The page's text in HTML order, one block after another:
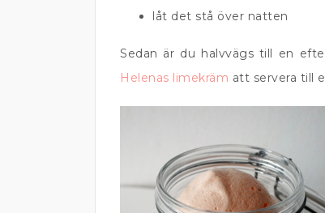
låt det stå över natten
Sedan är du halvvägs till en
Helenas limekräm att servera till